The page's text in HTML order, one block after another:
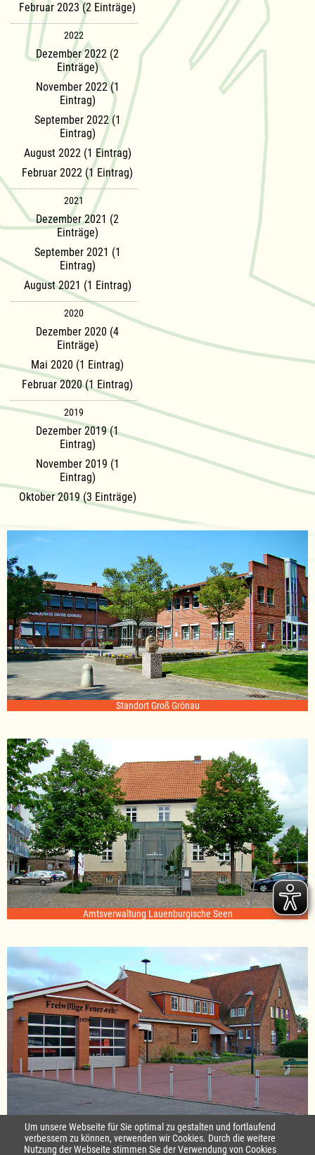
Februar 2023 (2 Einträge)
2022
Dezember 2022 (2
Einträge)
November 2022 (1
Eintrag)
September 2022 (1
Eintrag)
August 2022 (1 Eintrag)
Februar 2022 (1 Eintrag)
2021
Dezember 2021 (2
Einträge)
September 2021 (1
Eintrag)
August 2021 (1 Eintrag)
2020
Dezember 2020 (4
Einträge)
Mai 2020 (1 Eintrag)
Februar 2020 (1 Eintrag)
2019
Dezember 2019 (1
Eintrag)
November 2019 (1
Eintrag)
Oktober 2019 (3 Einträge)
Standort Groß Grönau
Amtsverwaltung Lauenburgische Seen
Standort Sterley
Startseite|Kontakt
Um unsere Webseite für Sie optimal zu gestalten und fortlaufend
verbessern zu können, verwenden wir Cookies. Durch die weitere
Nutzung der Webseite stimmen Sie der Verwendung von Cookies